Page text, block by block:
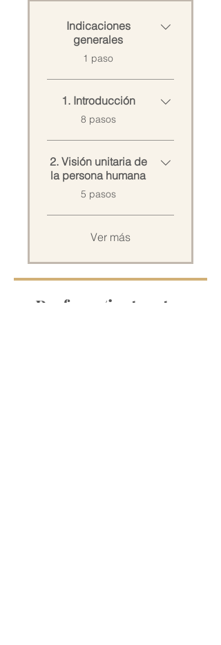
Indicaciones
generales
.
1 paso
1. Introducción
.
8 pasos
2. Visión unitaria de
la persona humana
.
5 pasos
Ver más
Profesor/instructor